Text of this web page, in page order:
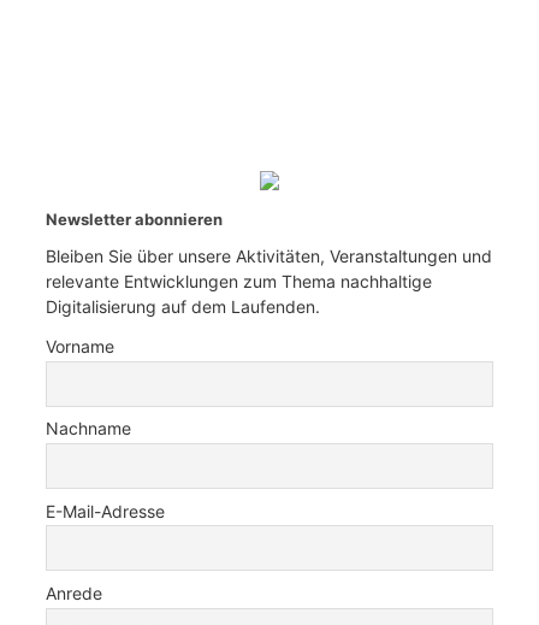
Newsletter abonnieren
Bleiben Sie über unsere Aktivitäten, Veranstaltungen und
relevante Entwicklungen zum Thema nachhaltige
Digitalisierung auf dem Laufenden.
Vorname
Nachname
E-Mail-Adresse
Anrede